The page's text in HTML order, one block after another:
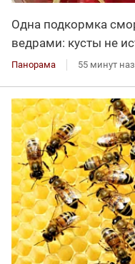
Одна подкормка
ведрами: кусты не
Панорама 55 минут